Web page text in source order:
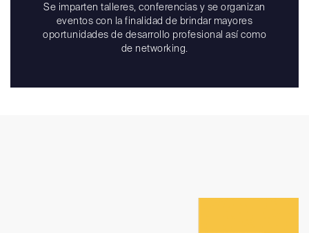
Se imparten talleres, conferencias y se organizan
eventos con la finalidad de brindar mayores
oportunidades de desarrollo profesional así como
de networking.